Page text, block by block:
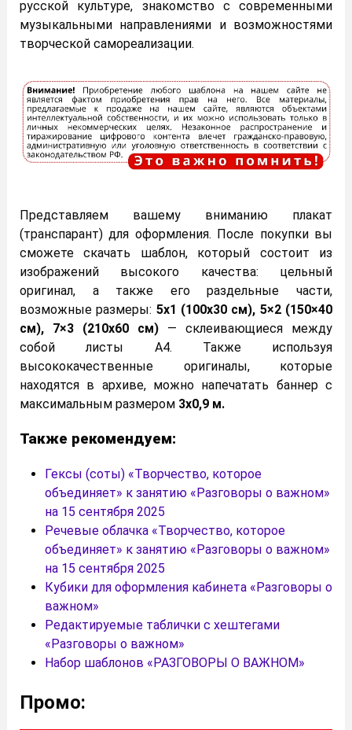
русской культуре, знакомство с современными
музыкальными направлениями и возможностями
творческой самореализации.
Представляем вашему вниманию плакат
(транспарант) для оформления. После покупки вы
сможете скачать шаблон, который состоит из
изображений высокого качества: цельный
оригинал, а также его раздельные части,
возможные размеры: 5х1 (100х30 см), 5×2 (150×40
см), 7×3 (210х60 см) — склеивающиеся между
собой листы А4. Также используя
высококачественные оригиналы, которые
находятся в архиве, можно напечатать баннер с
максимальным размером 3х0,9 м.
Также рекомендуем:
Гексы (соты) «Творчество, которое
объединяет» к занятию «Разговоры о важном»
на 15 сентября 2025
Речевые облачка «Творчество, которое
объединяет» к занятию «Разговоры о важном»
на 15 сентября 2025
Кубики для оформления кабинета «Разговоры о
важном»
Редактируемые таблички с хештегами
«Разговоры о важном»
Набор шаблонов «РАЗГОВОРЫ О ВАЖНОМ»
Промо: